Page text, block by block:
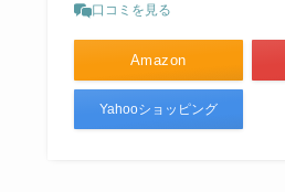
口コミを見る
Amazon
Yahooショッピング